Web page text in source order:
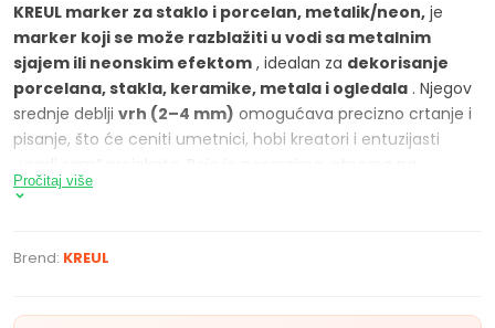
KREUL marker za staklo i porcelan, metalik/neon, je
marker koji se može razblažiti u vodi sa metalnim
sjajem ili neonskim efektom , idealan za dekorisanje
porcelana, stakla, keramike, metala i ogledala . Njegov
srednje deblji vrh (2–4 mm) omogućava precizno crtanje i
pisanje, što će ceniti umetnici, hobi kreatori i entuzijasti
svetlost, a nakon pečenja u rerni na 160 °C tokom 90
Za duži vek trajanja dekoracija, preporučuje se da se boja ne
pićima.
Pročitaj više
Brend: KREUL